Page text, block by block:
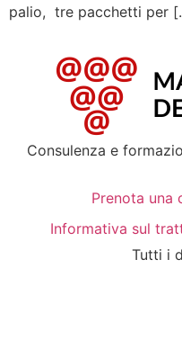
palio, tre pacchetti per
Consulenza e
Prenota una
Informativa sul
Tutti i